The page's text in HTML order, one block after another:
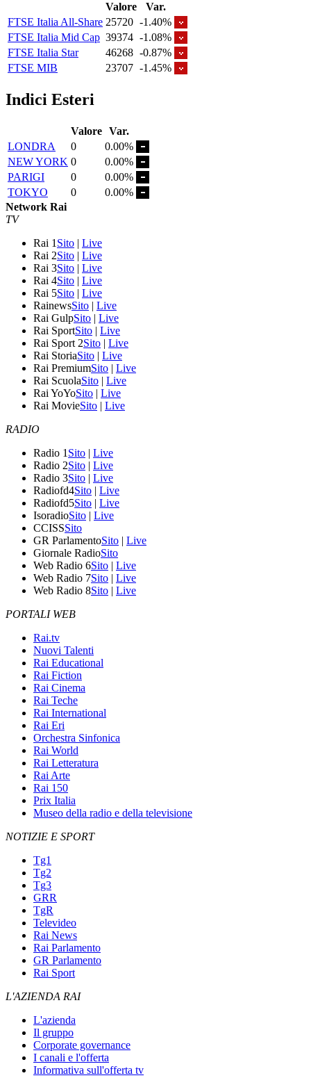
Valore
Var.
FTSE Italia All-Share 25720 -1.40%
FTSE Italia Mid Cap 39374 -1.08%
FTSE Italia Star
46268 -0.87%
FTSE MIB
23707 -1.45%
Indici Esteri
Valore Var.
LONDRA
0
0.00%
NEW YORK 0
0.00%
PARIGI
0
0.00%
TOKYO
0
0.00%
Network Rai
TV
Rai 1 Sito | Live
Rai 2Sito | Live
Rai 3Sito | Live
Rai 4Sito | Live
Rai 5Sito | Live
RainewsSito | Live
Rai GulpSito | Live
Rai SportSito | Live
Rai Sport 2Sito | Live
Rai StoriaSito | Live
Rai PremiumSito | Live
Rai ScuolaSito | Live
Rai YoYoSito | Live
Rai MovieSito | Live
RADIO
Radio 1 Sito | Live
Radio 2Sito | Live
Radio 3Sito | Live
Radiofd4Sito | Live
Radiofd5Sito | Live
IsoradioSito | Live
CCISSSito
GR ParlamentoSito | Live
Giornale RadioSito
Web Radio 6Sito | Live
Web Radio 7Sito | Live
Web Radio 8Sito | Live
PORTALI WEB
Rai.tv
Nuovi Talenti
Rai Educational
Rai Fiction
Rai Cinema
Rai Teche
Rai International
Rai Eri
Orchestra Sinfonica
Rai World
Rai Letteratura
Rai Arte
Rai 150
Prix Italia
Museo della radio e della televisione
NOTIZIE E SPORT
Tg1
Tg2
Tg3
GRR
TgR
Televideo
Rai News
Rai Parlamento
GR Parlamento
Rai Sport
L'AZIENDA RAI
L'azienda
Il gruppo
Corporate governance
I canali e l'offerta
Informativa sull'offerta tv